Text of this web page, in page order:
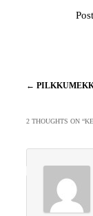
Artikkelien
←
2 THOUGHTS ON “